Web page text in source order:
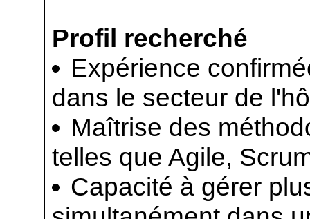
Profil recherché
Expérience
dans le secteur de
Maîtrise des
telles que Agile,
Capacité à gérer